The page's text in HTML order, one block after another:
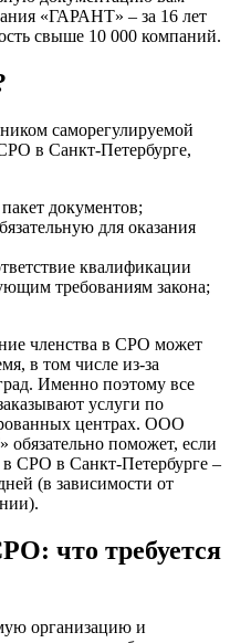
«ГАРАНТ» – за 16 лет
свыше 10 000 компаний.
саморегулируемой
в Санкт-Петербурге,
документов;
для оказания
квалификации
требованиям закона;
членства в СРО может
в том числе из-за
Именно поэтому все
услуги по
центрах. ООО
поможет, если
в СРО в Санкт-Петербурге –
(в зависимости от
что требуется
организацию и